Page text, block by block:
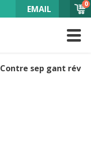
EMAIL 0
Contre sep gant